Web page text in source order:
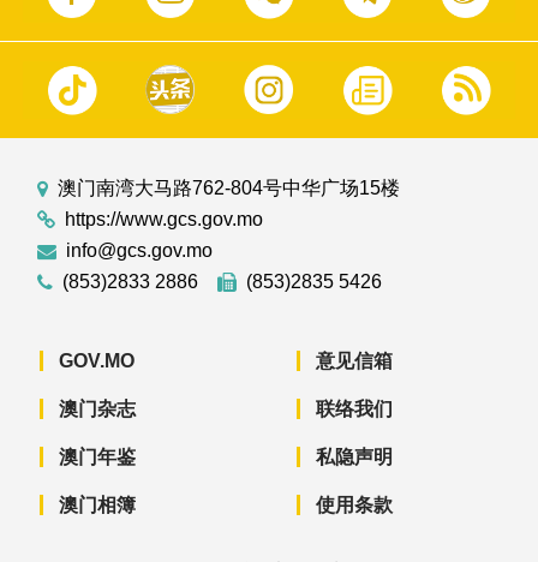
澳门南湾大马路762-804号中华广场15楼
https://www.gcs.gov.mo
info@gcs.gov.mo
(853)2833 2886
(853)2835 5426
GOV.MO
澳门杂志
澳门年鉴
澳门相簿
意见信箱
联络我们
私隐声明
使用条款